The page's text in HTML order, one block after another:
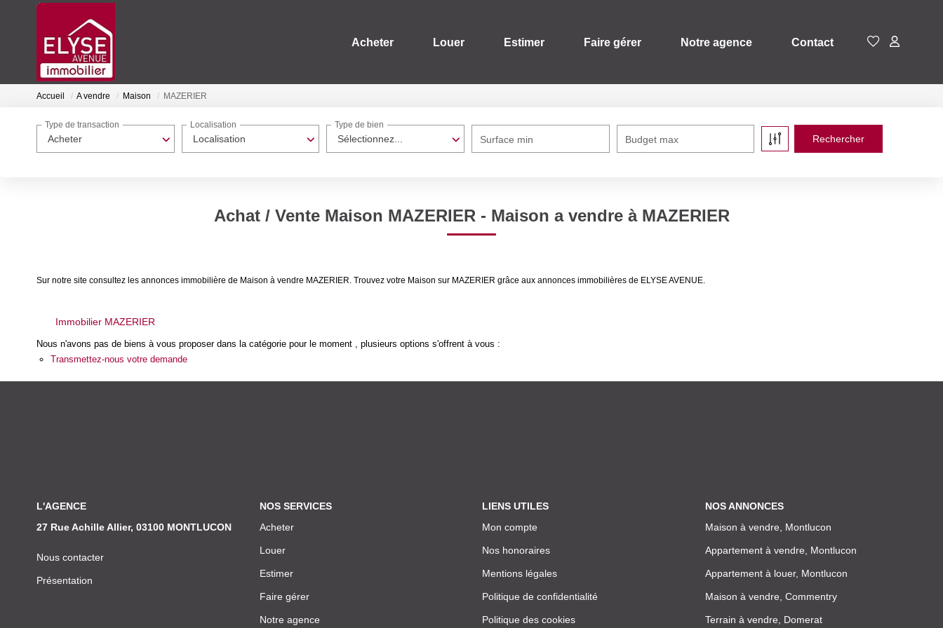
Acheter Louer Estimer Faire gérer Notre agence Contact
Accueil A vendre Maison MAZERIER
Acheter
Type de transaction
Localisation
Localisation
Sélectionnez...
Type de bien
Surface min Budget max
Achat / Vente Maison MAZERIER - Maison a vendre à MAZERIER
Sur notre site consultez les annonces immobilière de Maison à vendre MAZERIER. Trouvez votre Maison sur MAZERIER grâce aux annonces immobilières de ELYSE AVENUE.
Immobilier MAZERIER
Nous n'avons pas de biens à vous proposer dans la catégorie pour le moment , plusieurs options s'offrent à vous :
Transmettez-nous votre demande
L'AGENCE
27 Rue Achille Allier, 03100 MONTLUCON
Nous contacter
Présentation
NOS SERVICES
Acheter
Louer
Estimer
Faire gérer
Notre agence
LIENS UTILES
Mon compte
Nos honoraires
Mentions légales
Politique de confidentialité
Politique des cookies
NOS ANNONCES
Maison à vendre, Montlucon
Appartement à vendre, Montlucon
Appartement à louer, Montlucon
Maison à vendre, Commentry
Terrain à vendre, Domerat